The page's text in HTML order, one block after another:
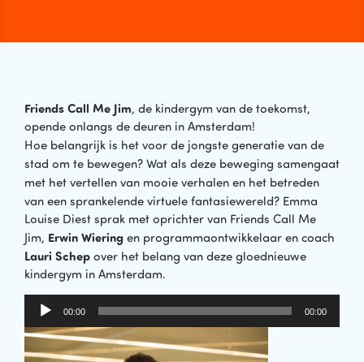
Friends Call Me Jim, de kindergym van de toekomst,
opende onlangs de deuren in Amsterdam!
Hoe belangrijk is het voor de jongste generatie van de
stad om te bewegen? Wat als deze beweging samengaat
met het vertellen van mooie verhalen en het betreden
van een sprankelende virtuele fantasiewereld? Emma
Louise Diest sprak met oprichter van Friends Call Me
Jim, Erwin Wiering en programmaontwikkelaar en coach
Lauri Schep over het belang van deze gloednieuwe
kindergym in Amsterdam.
Audiospeler
00:00 00:00